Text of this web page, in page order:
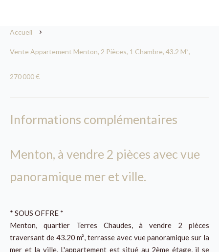
Accueil
Vente Appartement Menton, 2 Pièces, 1 Chambre, 43.2 M²,
270 000 €
Informations complémentaires
Menton, à vendre 2 pièces avec vue
panoramique mer et ville.
* SOUS OFFRE *
Menton, quartier Terres Chaudes, à vendre 2 pièces
traversant de 43.20 m², terrasse avec vue panoramique sur la
mer et la ville. L'appartement est situé au 2ème étage, il se